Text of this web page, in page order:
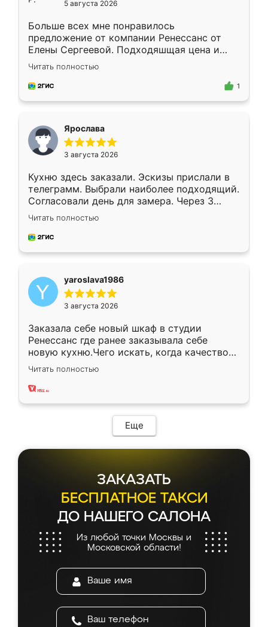
5 августа 2026
Больше всех мне понравилось
предложение от компании Ренессанс от
Елены Сергеевой. Подходяшщая цена и
короткие сроки изготовления. Приехавший
для замера сотрудник Владислав
предложил по моему эскизу самый
Читать полностью
1
Ярослава
3 августа 2026
Кухню здесь заказали. Эскизы прислали в
телеграмм. Выбрали наиболее подходящий.
Согласовали день для замера. Через 3
недели кухня была уже готова. Остались
довольны работой. Спасибо Ренессанс
мебель за качественную работу!
Читать полностью
yaroslava1986
3 августа 2026
Заказала себе новый шкаф в студии
Ренессанс где ранее заказывала себе
новую кухню.Чего искать, когда качеством
вполне довольна. Служит кухня уже почти
два года, нареканий нет.
Читать полностью
Еще
ЗАКАЗАТЬ
БЕСПЛАТНОЕ ТАКСИ
ДО НАШЕГО САЛОНА
Из любой точки Москвы и
Московской области!